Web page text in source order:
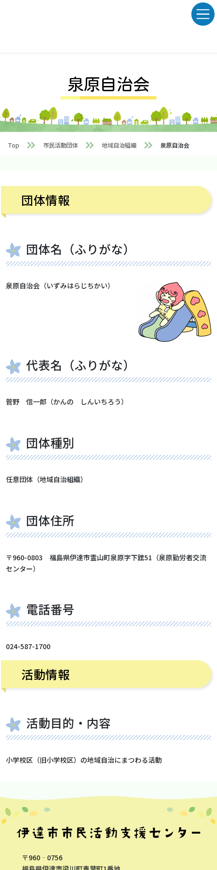
泉原自治会
Top 市民活動団体 地域自治組織 泉原自治会
団体情報
団体名（ふりがな）
泉原自治会（いずみはらじちかい）
代表名（ふりがな）
菅野 信一郎（かんの しんいちろう）
団体種別
任意団体（地域自治組織）
団体住所
〒960-0803 福島県伊達市霊山町泉原字下舘51（泉原勤労者交流
センター）
電話番号
024-587-1700
活動情報
活動目的・内容
小学校区（旧小学校区）の地域自治にまつわる活動
〒960‐0756